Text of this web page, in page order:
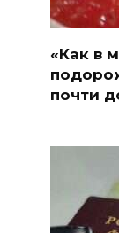
«Как в
почти